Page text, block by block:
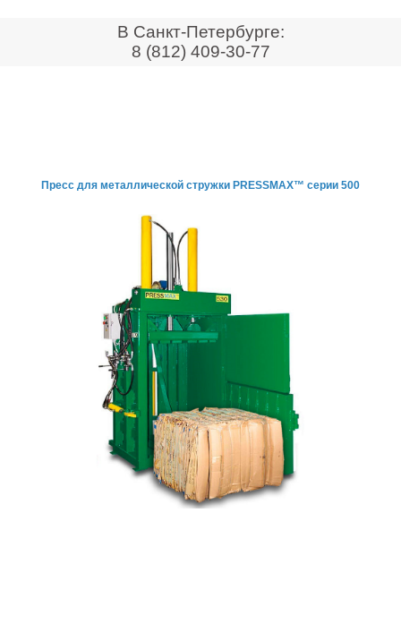
В Санкт-Петербурге:
8 (812) 409-30-77
Пресс для металлической стружки PRESSMAX™ серии 500